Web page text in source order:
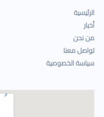
الرئيسية
أخبار
من نحن
تواصل معنا
سياسة الخصوصية